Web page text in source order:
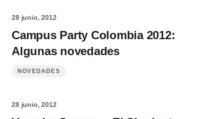
28 junio, 2012
Campus Party Colombia 2012:
Algunas novedades
NOVEDADES
28 junio, 2012